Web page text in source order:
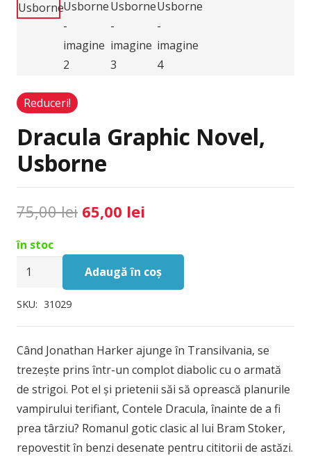
Reduceri!
Dracula Graphic Novel,
Usborne
75,00lei Prețul
a
fost:
75,00 lei.
65,00 lei
este:
65,00 lei.
în stoc
Cantitate
Graphic
Usborne
Adaugă în coș
SKU: 31029
Când Jonathan Harker ajunge în Transilvania, se
trezește prins într-un complot diabolic cu o armată
de strigoi. Pot el și prietenii săi să oprească planurile
vampirului terifiant, Contele Dracula, înainte de a fi
prea târziu? Romanul gotic clasic al lui Bram Stoker,
repovestit în benzi desenate pentru cititorii de astăzi.